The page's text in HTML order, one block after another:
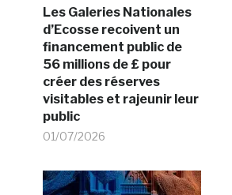
Les Galeries Nationales
d’Ecosse recoivent un
financement public de
56 millions de £ pour
créer des réserves
visitables et rajeunir leur
public
01/07/2026